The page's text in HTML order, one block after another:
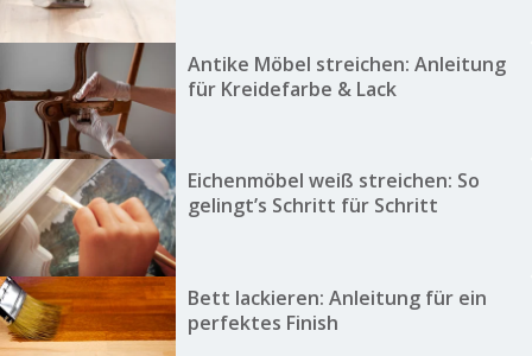
Antike Möbel streichen: Anleitung
für Kreidefarbe & Lack
Eichenmöbel weiß streichen: So
gelingt’s Schritt für Schritt
Bett lackieren: Anleitung für ein
perfektes Finish